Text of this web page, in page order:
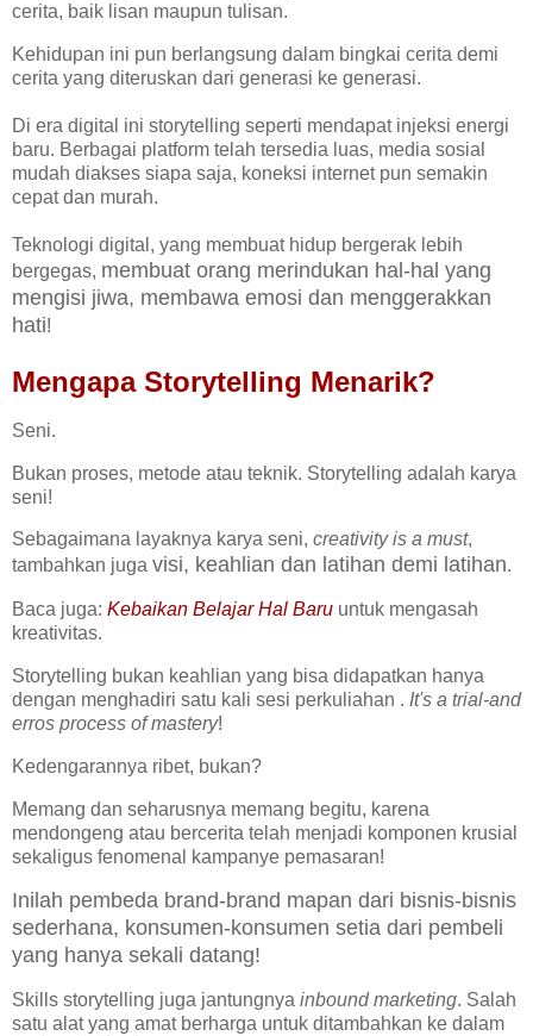
cerita, baik lisan maupun tulisan.
Kehidupan ini pun berlangsung dalam bingkai cerita demi
cerita yang diteruskan dari generasi ke generasi.
Di era digital ini storytelling seperti mendapat injeksi energi
baru. Berbagai platform telah tersedia luas, media sosial
mudah diakses siapa saja, koneksi internet pun semakin
cepat dan murah.
Teknologi digital, yang membuat hidup bergerak lebih
bergegas, membuat orang merindukan hal-hal yang
mengisi jiwa, membawa emosi dan menggerakkan
hati!
Mengapa Storytelling Menarik?
Seni.
Bukan proses, metode atau teknik. Storytelling adalah karya
seni!
Sebagaimana layaknya karya seni, creativity is a must,
tambahkan juga visi, keahlian dan latihan demi latihan.
Baca juga: Kebaikan Belajar Hal Baru untuk mengasah
kreativitas.
Storytelling bukan keahlian yang bisa didapatkan hanya
dengan menghadiri satu kali sesi perkuliahan . It's a trial-and
erros process of mastery!
Kedengarannya ribet, bukan?
Memang dan seharusnya memang begitu, karena
mendongeng atau bercerita telah menjadi komponen krusial
sekaligus fenomenal kampanye pemasaran!
Inilah pembeda brand-brand mapan dari bisnis-bisnis
sederhana, konsumen-konsumen setia dari pembeli
yang hanya sekali datang!
Skills storytelling juga jantungnya inbound marketing. Salah
satu alat yang amat berharga untuk ditambahkan ke dalam